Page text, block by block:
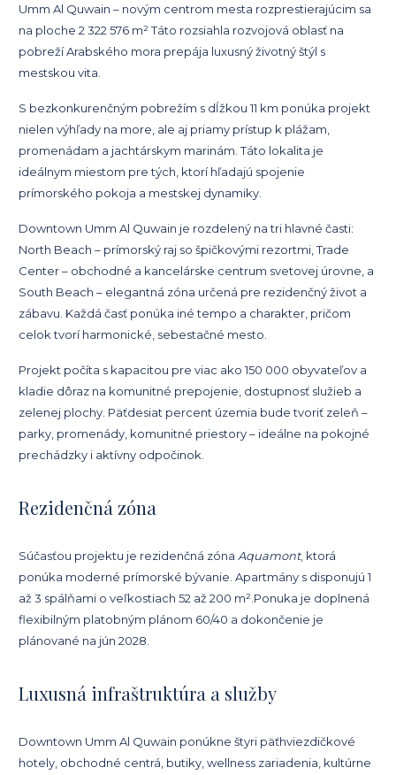
Umm Al Quwain – novým centrom mesta rozprestierajúcim sa
na ploche 2 322 576 m² Táto rozsiahla rozvojová oblasť na
pobreží Arabského mora prepája luxusný životný štýl s
mestskou vita.
S bezkonkurenčným pobrežím s dĺžkou 11 km ponúka projekt
nielen výhľady na more, ale aj priamy prístup k plážam,
promenádam a jachtárskym marinám. Táto lokalita je
ideálnym miestom pre tých, ktorí hľadajú spojenie
prímorského pokoja a mestskej dynamiky.
Downtown Umm Al Quwain je rozdelený na tri hlavné časti:
North Beach – prímorský raj so špičkovými rezortmi, Trade
Center – obchodné a kancelárske centrum svetovej úrovne, a
South Beach – elegantná zóna určená pre rezidenčný život a
zábavu. Každá časť ponúka iné tempo a charakter, pričom
celok tvorí harmonické, sebestačné mesto.
Projekt počíta s kapacitou pre viac ako 150 000 obyvateľov a
kladie dôraz na komunitné prepojenie, dostupnosť služieb a
zelenej plochy. Päťdesiat percent územia bude tvoriť zeleň –
parky, promenády, komunitné priestory – ideálne na pokojné
prechádzky i aktívny odpočinok.
Rezidenčná zóna
Súčasťou projektu je rezidenčná zóna Aquamont, ktorá
ponúka moderné prímorské bývanie. Apartmány s disponujú 1
až 3 spálňami o veľkostiach 52 až 200 m².Ponuka je doplnená
flexibilným platobným plánom 60/40 a dokončenie je
plánované na jún 2028.
Luxusná infraštruktúra a služby
Downtown Umm Al Quwain ponúkne štyri päťhviezdičkové
hotely, obchodné centrá, butiky, wellness zariadenia, kultúrne